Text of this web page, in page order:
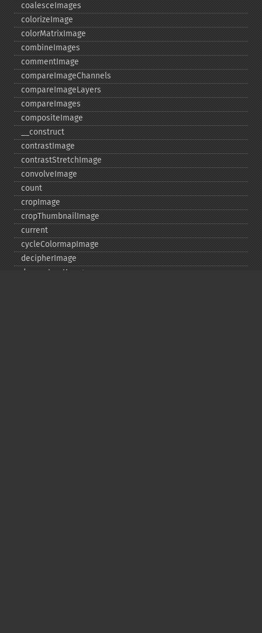
coalesceImages
colorizeImage
colorMatrixImage
combineImages
commentImage
compareImageChannels
compareImageLayers
compareImages
compositeImage
_​_​construct
contrastImage
contrastStretchImage
convolveImage
count
cropImage
cropThumbnailImage
current
cycleColormapImage
decipherImage
deconstructImages